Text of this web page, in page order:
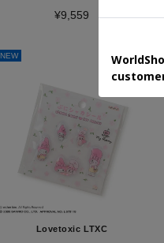
¥9,559
NEW
Lovetoxic LTXC